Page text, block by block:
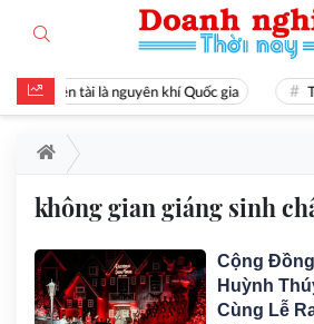
Hiền tài là nguyên khí Quốc gia
không gian giáng sinh
Cộng
Huỳnh
Cùng Lễ